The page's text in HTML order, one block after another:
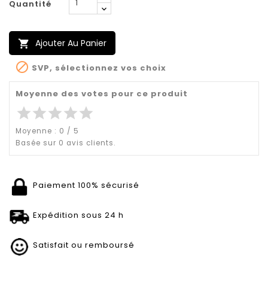
Quantité
 Ajouter Au Panier
 SVP, sélectionnez vos choix
Moyenne des votes pour ce produit
starstarstarstarstar
Moyenne : 0 / 5
Basée sur 0 avis clients.
Paiement 100% sécurisé
Expédition sous 24 h
Satisfait ou remboursé